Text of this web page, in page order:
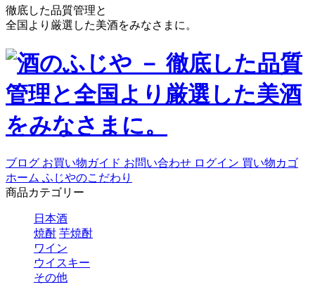
徹底した品質管理と
全国より厳選した美酒をみなさまに。
ブログ お買い物ガイド お問い合わせ ログイン 買い物カゴ
ホーム ふじやのこだわり
商品カテゴリー
日本酒
焼酎 芋焼酎
ワイン
ウイスキー
その他